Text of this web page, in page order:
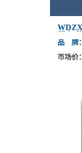
锅
品 牌：
市场价